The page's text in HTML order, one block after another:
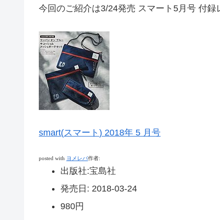
今回のご紹介は3/24発売 スマート5月号 付録
smart(スマート ) 2018年 5 月号
posted with ヨメレバ作者:
出版社:宝島社
発売日 : 2018-03-24
980円